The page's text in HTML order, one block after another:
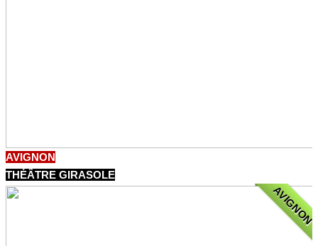
AVIGNON
THÉÂTRE GIRASOLE
AVIGNON